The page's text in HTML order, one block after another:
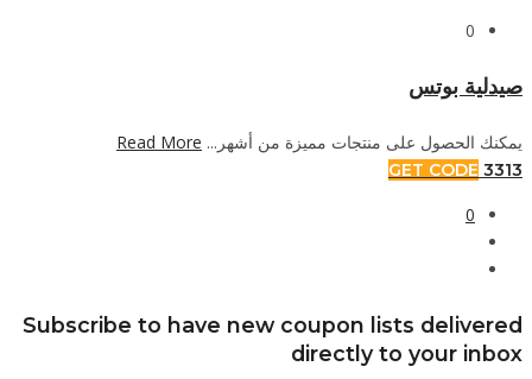
0
صيدلية بوتس
يمكنك الحصول على منتجات مميزة من أشهر... Read More
GET CODE 3313
0
Subscribe to have new coupon lists delivered
directly to your inbox